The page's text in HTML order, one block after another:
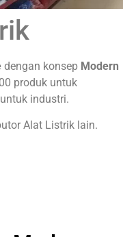
dengan konsep Modern
produk untuk
industri.
Alat Listrik lain.